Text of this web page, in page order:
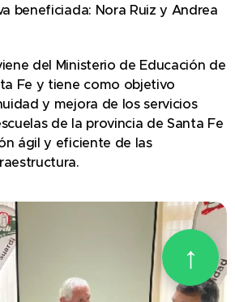
beneficiada: Nora Ruiz y Andrea
del Ministerio de Educación de
Fe y tiene como objetivo
y mejora de los servicios
de la provincia de Santa Fe
ágil y eficiente de las
↑